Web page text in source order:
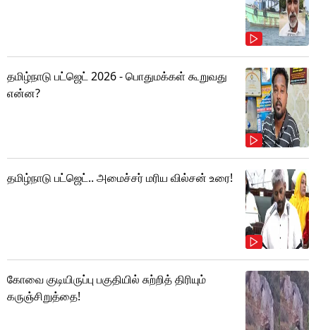
தமிழ்நாடு பட்ஜெட் 2026 - பொதுமக்கள் கூறுவது
என்ன?
தமிழ்நாடு பட்ஜெட்.. அமைச்சர் மரிய வில்சன் உரை!
கோவை குடியிருப்பு பகுதியில் சுற்றித் திரியும்
கருஞ்சிறுத்தை!